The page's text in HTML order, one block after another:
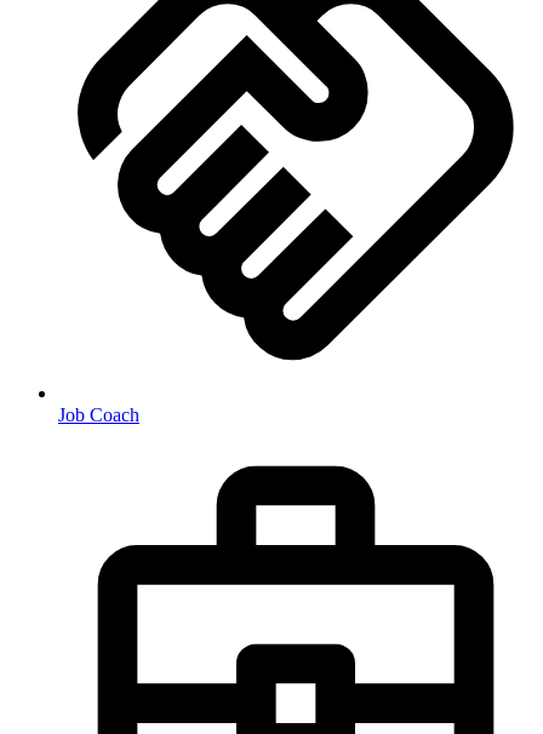
Job Coach